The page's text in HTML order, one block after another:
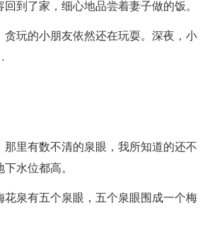
到了家，细心地品尝着妻子做的饭。
玩的小朋友依然还在玩耍。深夜，小
里有数不清的泉眼，我所知道的还不
水位都高。
泉有五个泉眼，五个泉眼围成一个梅